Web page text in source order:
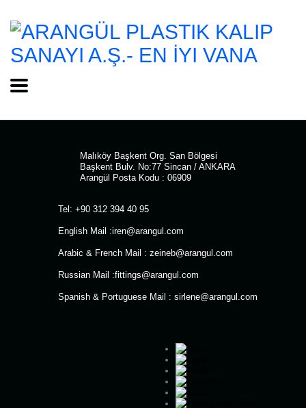
Malıköy Başkent Org. San Bölgesi
Başkent Bulv. No:77 Sincan / ANKARA
Arangül Posta Kodu : 06909
Tel: +90 312 394 40 95
English Mail :iren@arangul.com
Arabic & French Mail : zeineb@arangul.com
Russian Mail :fittings@arangul.com
Spanish & Portuguese Mail : sirlene@arangul.com